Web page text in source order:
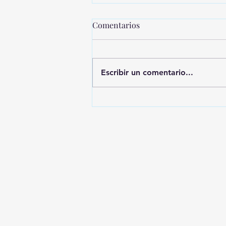
Comentarios
Escribir un comentario...